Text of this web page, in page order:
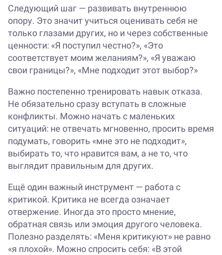
Следующий шаг — развивать внутреннюю
опору. Это значит учиться оценивать себя не
только глазами других, но и через собственные
ценности: «Я поступил честно?», «Это
соответствует моим желаниям?», «Я уважаю
свои границы?», «Мне подходит этот выбор?»
Важно постепенно тренировать навык отказа.
Не обязательно сразу вступать в сложные
конфликты. Можно начать с маленьких
ситуаций: не отвечать мгновенно, просить время
подумать, говорить «мне это не подходит»,
выбирать то, что нравится вам, а не то, что
выглядит правильным для других.
Ещё один важный инструмент — работа с
критикой. Критика не всегда означает
отвержение. Иногда это просто мнение,
обратная связь или эмоция другого человека.
Полезно разделять: «Меня критикуют» не равно
«я плохой». Можно спросить себя: «В этой